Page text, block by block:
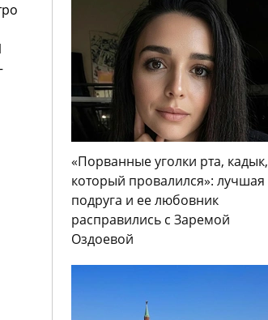
«Порванные уголки рта, кадык,
который провалился»: лучшая
подруга и ее любовник
расправились с Заремой
Оздоевой